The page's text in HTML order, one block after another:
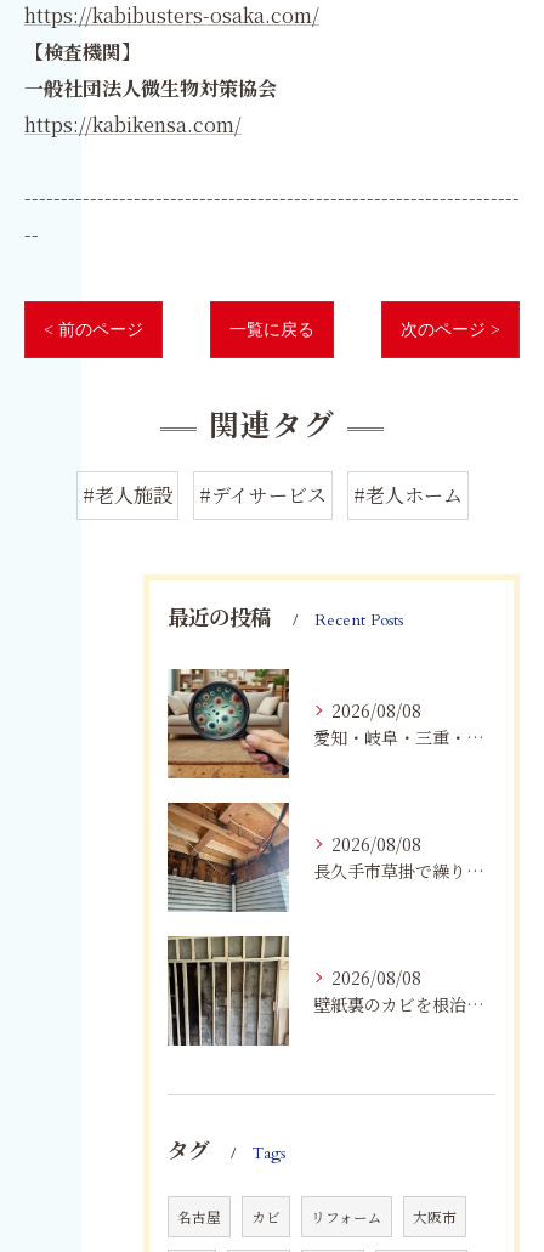
https://kabibusters-osaka.com/
【検査機関】
一般社団法人微生物対策協会
https://kabikensa.com/
--------------------------------------------------------------------
--
< 前のページ 一覧に戻る 次のページ >
関連タグ
#老人施設 #デイサービス #老人ホーム
最近の投稿 Recent Posts
2026/08/08
愛知・岐阜・三重・静岡で真菌（カビ）による健康被害にお悩みの方へ｜室内環境改善とMIST工法®による専門対策
2026/08/08
長久手市草掛で繰り返すカビにお困りの方へ｜原因から解決策まで紹介
2026/08/08
壁紙裏のカビを根治！下地交換と防カビリフォームの重要性
タグ Tags
名古屋 カビ リフォーム 大阪市